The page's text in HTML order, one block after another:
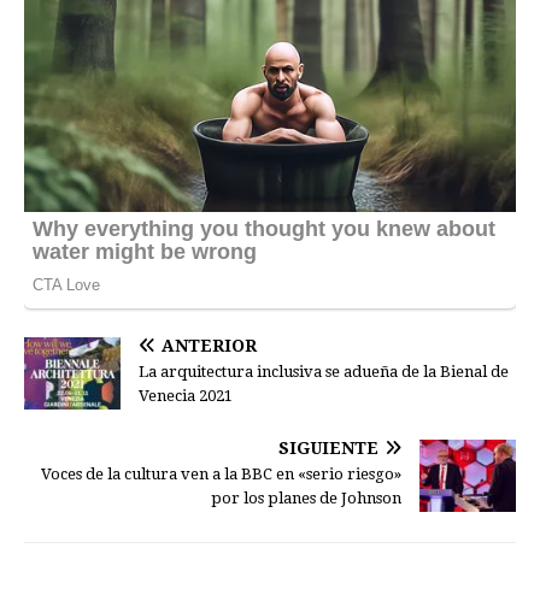
ANTERIOR
La arquitectura inclusiva se adueña de la Bienal de
Venecia 2021
SIGUIENTE
Voces de la cultura ven a la BBC en «serio riesgo»
por los planes de Johnson